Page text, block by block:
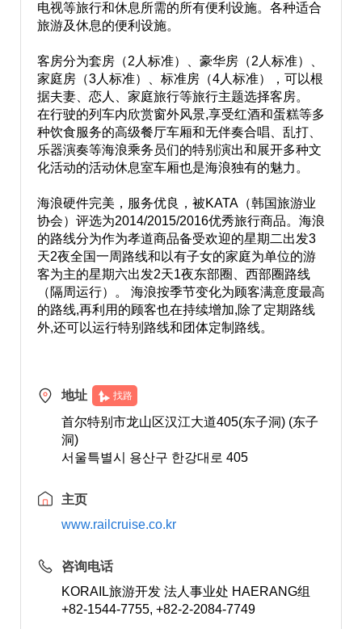
电视等旅行和休息所需的所有便利设施。 各种适合
旅游及休息的便利设施。
客房分为套房（2人标准）、豪华房（2人标准）、
家庭房（3人标准）、标准房（4人标准），可以根
据夫妻、恋人、家庭旅行等旅行主题选择客房。
在行驶的列车内欣赏窗外风景,享受红酒和蛋糕等多
种饮食服务的高级餐厅车厢和无伴奏合唱、乱打、
乐器演奏等海浪乘务员们的特别演出和展开多种文
化活动的活动休息室车厢也是海浪独有的魅力。
海浪硬件完美，服务优良，被KATA（韩国旅游业
协会）评选为2014/2015/2016优秀旅行商品。海浪
的路线分为作为孝道商品备受欢迎的星期二出发3
天2夜全国一周路线和以有子女的家庭为单位的游
客为主的星期六出发2天1夜东部圈、西部圈路线
（隔周运行）。 海浪按季节变化为顾客满意度最高
的路线,再利用的顾客也在持续增加,除了定期路线
外,还可以运行特别路线和团体定制路线。
地址 找路
首尔特别市龙山区汉江大道405(东子洞) (东子
洞)
서울특별시 용산구 한강대로 405
主页
www.railcruise.co.kr
咨询电话
KORAIL旅游开发 法人事业处 HAERANG组
+82-1544-7755, +82-2-2084-7749